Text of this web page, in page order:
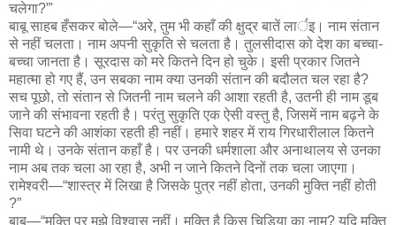
चलेगा?”'
बाबू साहब हँसकर बोले—“अरे, तुम भी कहाँ की क्षुद्र बातें लार्इ। नाम संतान
से नहीं चलता। नाम अपनी सुकृति से चलता है। तुलसीदास को देश का बच्चा-
बच्चा जानता है। सूरदास को मरे कितने दिन हो चुके। इसी प्रकार जितने
महात्मा हो गए हैं, उन सबका नाम क्या उनकी संतान की बदौलत चल रहा है?
सच पूछो, तो संतान से जितनी नाम चलने की आशा रहती है, उतनी ही नाम डूब
जाने की संभावना रहती है। परंतु सुकृति एक ऐसी वस्तु है, जिसमें नाम बढ़ने के
सिवा घटने की आशंका रहती ही नहीं। हमारे शहर में राय गिरधारीलाल कितने
नामी थे। उनके संतान कहाँ है। पर उनकी धर्मशाला और अनाथालय से उनका
नाम अब तक चला आ रहा है, अभी न जाने कितने दिनों तक चला जाएगा।
रामेश्वरी—“शास्त्र में लिखा है जिसके पुत्र नहीं होता, उनकी मुक्ति नहीं होती
?”
बाबू—“मुक्ति पर मुझे विश्वास नहीं। मुक्ति है किस चिड़िया का नाम? यदि मुक्ति